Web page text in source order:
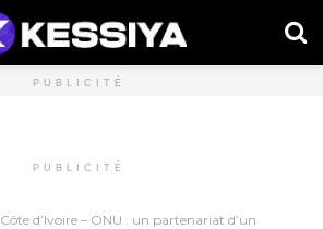
PUBLICITÉ
PUBLICITÉ
Côte d’Ivoire – ONU : un partenariat d’un